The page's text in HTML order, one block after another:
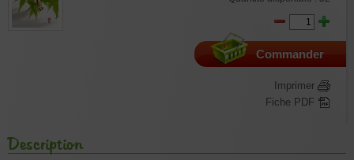
Commander
Imprimer
Fiche PDF
Description